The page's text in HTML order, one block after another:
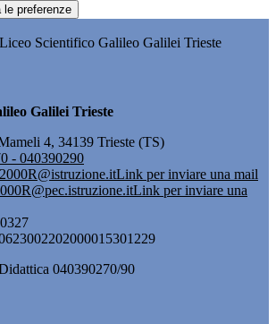
le preferenze
Liceo Scientifico Galileo Galilei Trieste
Galilei Trieste
4, 34139 Trieste (TS)
- 040390290
Link per inviare una mail
Link per inviare una
040390270/90